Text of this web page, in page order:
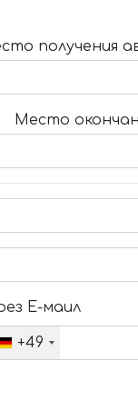
получения
Место
Е-маил
+49